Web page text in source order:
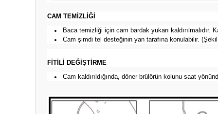
CAM TEMİZLİĞİ
Baca temizliği için cam bardak yukarı kaldırılmalıdır.
Cam şimdi tel desteğinin yan tarafına konulabilir.
FİTİLİ DEĞİŞTİRME
Cam kaldırıldığında, döner brülörün kolunu saat